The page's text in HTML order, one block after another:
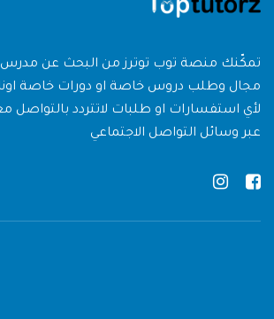
تمكّنك منصة توب توترز من البحث عن
مجال وطلب دروس خاصة او دورات خاصة
لأي استفسارات او طلبات لاتتردد بالتواصل
عبر وسائل التواصل الاجتماعي